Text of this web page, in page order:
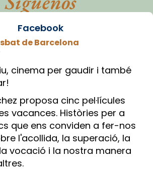
Facebook
de Barcelona
cinema per gaudir i també
proposa cinc pel·lícules
vacances. Històries per a
que ens conviden a fer-nos
l'acollida, la superació, la
vocació i la nostra manera